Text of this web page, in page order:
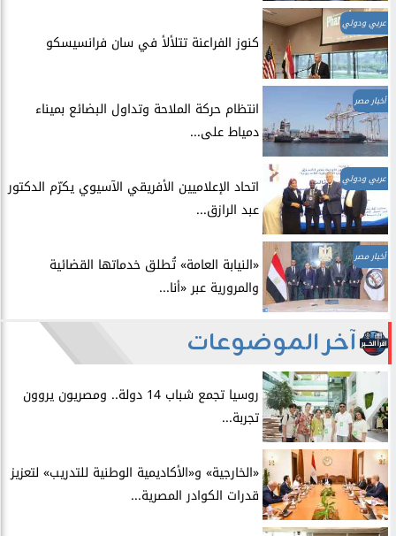
عربي ودولي
​كنوز الفراعنة تتلألأ في سان فرانسيسكو
أخبار مصر
انتظام حركة الملاحة وتداول البضائع بميناء
دمياط على...
عربي ودولي
اتحاد الإعلاميين الأفريقي الآسيوي يكرّم الدكتور
عبد الرازق...
أخبار مصر
​«النيابة العامة» تُطلق خدماتها القضائية
والمرورية عبر «أنا...
آخر الموضوعات
روسيا تجمع شباب 14 دولة.. ومصريون يروون
تجربة...
​«الخارجية» و«الأكاديمية الوطنية للتدريب» لتعزيز
قدرات الكوادر المصرية...